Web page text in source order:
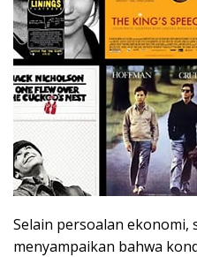
Selain persoalan
menyampaikan bahwa